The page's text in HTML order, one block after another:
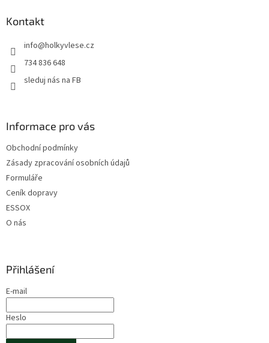
Kontakt
info@holkyvlese.cz
734 836 648
sleduj nás na FB
Informace pro vás
Obchodní podmínky
Zásady zpracování osobních údajů
Formuláře
Ceník dopravy
ESSOX
O nás
Přihlášení
E-mail
Heslo